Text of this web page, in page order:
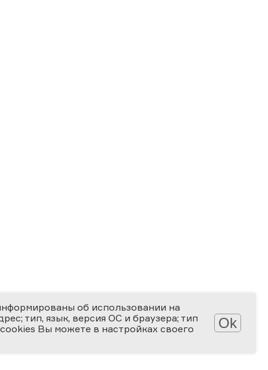
об использовании на
тип, язык, версия ОС и браузера; тип
Вы можете в настройках своего
Ok